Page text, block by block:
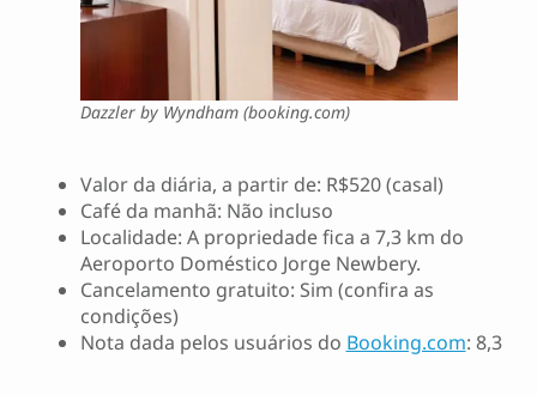
Dazzler by Wyndham (booking.com)
Valor da diária, a partir de: R$520 (casal)
Café da manhã: Não incluso
Localidade: A propriedade fica a 7,3 km do
Aeroporto Doméstico Jorge Newbery.
Cancelamento gratuito: Sim (confira as
condições)
Nota dada pelos usuários do Booking.com: 8,3